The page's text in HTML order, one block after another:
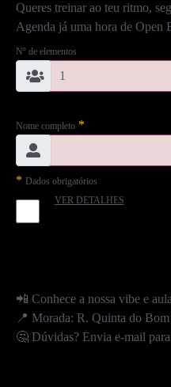
Queres treinar ao teu ritmo,
Agenda já uma hora de Open
Nº de elementos
Nome completo *
* Dados obrigatórios
VER DETALHES
📲 Conhece a nossa vibe e
📍 Morada: R. Quinta do
🤔 Dúvidas? Envia e-mail